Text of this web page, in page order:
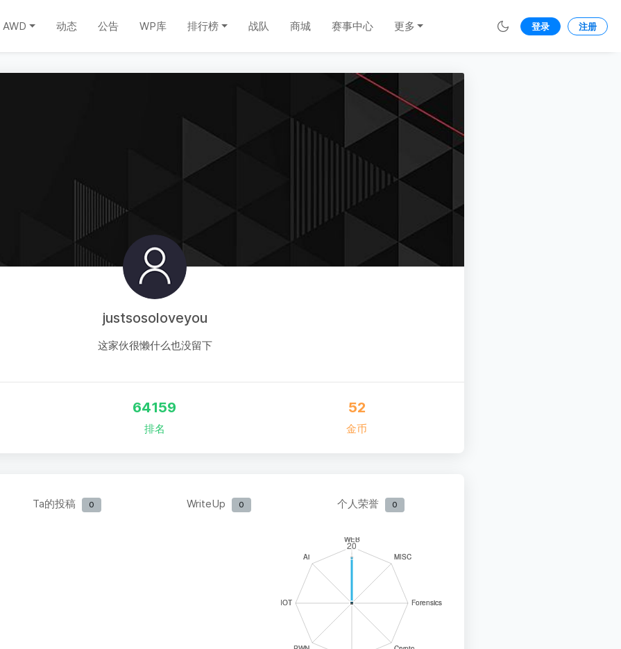
AWD 动态 公告 WP库 排行榜 战队 商城 赛事中心 更多 登录 注册
justsosoloveyou
这家伙很懒什么也没留下
64159
排名
52
金币
Ta的投稿 0 WriteUp 0 个人荣誉 0